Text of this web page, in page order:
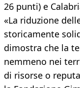
26 punti) e
«La riduzione
storicamente
dimostra che la
nemmeno nei
di risorse o